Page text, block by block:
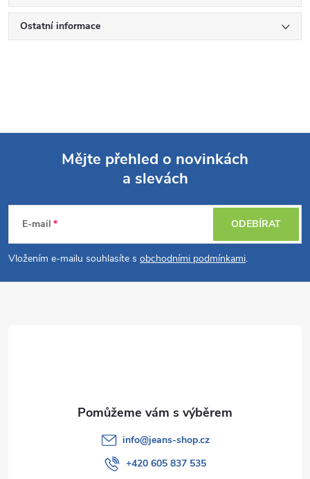
Ostatní informace
p
a
Mějte přehled o novinkách
a slevách
E-mail
Vložením e-mailu souhlasíte s obchodními podmínkami.
ODEBÍRAT
info@jeans-shop.cz
+420 605 837 535